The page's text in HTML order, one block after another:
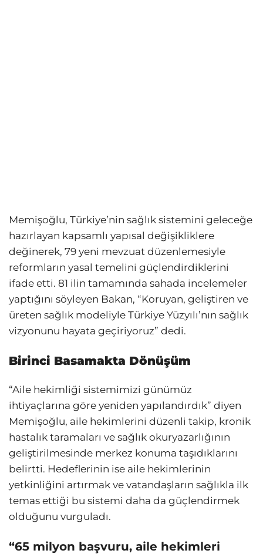
Memişoğlu, Türkiye’nin sağlık sistemini geleceğe
hazırlayan kapsamlı yapısal değişikliklere
değinerek, 79 yeni mevzuat düzenlemesiyle
reformların yasal temelini güçlendirdiklerini
ifade etti. 81 ilin tamamında sahada incelemeler
yaptığını söyleyen Bakan, “Koruyan, geliştiren ve
üreten sağlık modeliyle Türkiye Yüzyılı’nın sağlık
vizyonunu hayata geçiriyoruz” dedi.
Birinci Basamakta Dönüşüm
“Aile hekimliği sistemimizi günümüz
ihtiyaçlarına göre yeniden yapılandırdık” diyen
Memişoğlu, aile hekimlerini düzenli takip, kronik
hastalık taramaları ve sağlık okuryazarlığının
geliştirilmesinde merkez konuma taşıdıklarını
belirtti. Hedeflerinin ise aile hekimlerinin
yetkinliğini artırmak ve vatandaşların sağlıkla ilk
temas ettiği bu sistemi daha da güçlendirmek
olduğunu vurguladı.
“65 milyon başvuru, aile hekimleri